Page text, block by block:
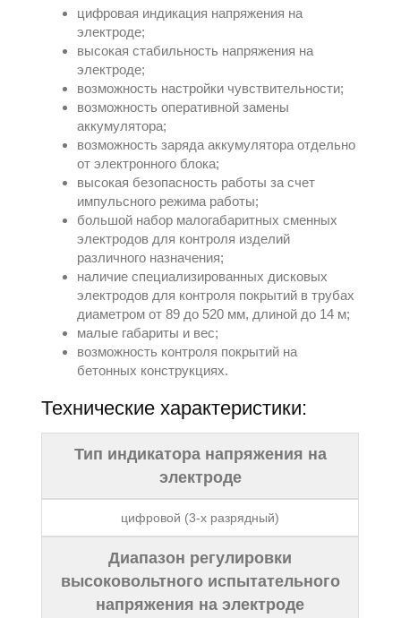
цифровая индикация напряжения на
электроде;
высокая стабильность напряжения на
электроде;
возможность настройки чувствительности;
возможность оперативной замены
аккумулятора;
возможность заряда аккумулятора отдельно
от электронного блока;
высокая безопасность работы за счет
импульсного режима работы;
большой набор малогабаритных сменных
электродов для контроля изделий
различного назначения;
наличие специализированных дисковых
электродов для контроля покрытий в трубах
диаметром от 89 до 520 мм, длиной до 14 м;
малые габариты и вес;
возможность контроля покрытий на
бетонных конструкциях.
Технические характеристики:
Тип индикатора напряжения на
электроде
цифровой (3-х разрядный)
Диапазон регулировки
высоковольтного испытательного
напряжения на электроде